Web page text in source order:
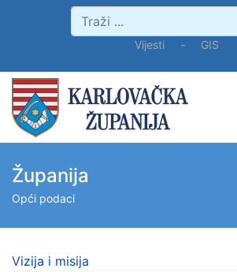
Vijesti- GIS
Županija
Opći podaci
Vizija i misija